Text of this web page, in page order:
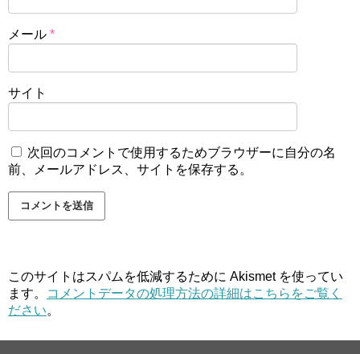
メール *
サイト
次回のコメントで使用するためブラウザーに自分の名
前、メールアドレス、サイトを保存する。
このサイトはスパムを低減するために Akismet を使ってい
ます。
コメントデータの処理方法の詳細はこちらをご覧く
ださい。